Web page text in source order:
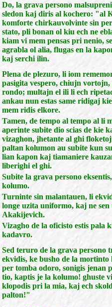
Do, la grava persono
sledon kaj diris al kochero: "al
komforte chirkauvolvinte sin
stato, pli bonan ol kiu ech ne
kiam vi mem pensas pri nenio,
agrabla ol alia, flugas en la
kaj serchi ilin.
Plena de plezuro, li iom
pasigita vespero, chiujn
rondo; multajn el ili li ech
ankau nun estas same ridigaj
mem ridis elkore.
Tamen, de tempo al tempo al li
aperinte subite dio scias de kie
vizaghon, jhetante al ghi
paltan kolumon au subite kun
lian kapon kaj tiamaniere
liberighi el ghi.
Subite la grava persono
kolumo.
Turninte sin malantauen, li
longe uzita uniformo, kaj ne
Akakijevich.
Vizagho de la oficisto estis pala
kadavro.
Sed teruro de la grava persono
ekvidis, ke busho de la
per tomba odoro, sonigis
tio, kaptis je la kolumo! ghuste
klopodis pri la mia, kaj ech
palton!"